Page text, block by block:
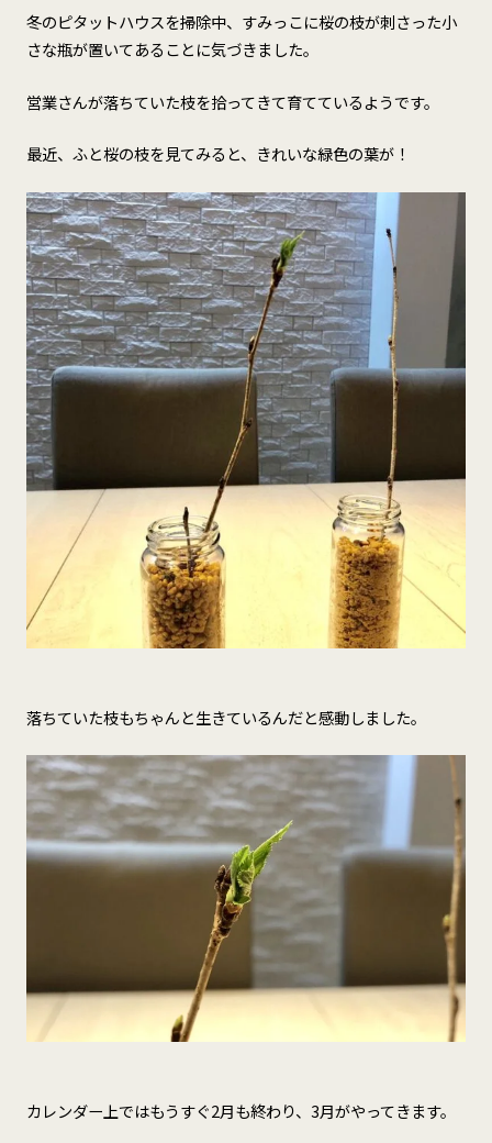
冬のピタットハウスを掃除中、すみっこに桜の枝が刺さった小
さな瓶が置いてあることに気づきました。
営業さんが落ちていた枝を拾ってきて育てているようです。
最近、ふと桜の枝を見てみると、きれいな緑色の葉が！
落ちていた枝もちゃんと生きているんだと感動しました。
カレンダー上ではもうすぐ2月も終わり、3月がやってきます。